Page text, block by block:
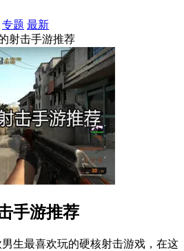
专题 最新
射击手游推荐
手游推荐
生最喜欢玩的硬核射击游戏，在这